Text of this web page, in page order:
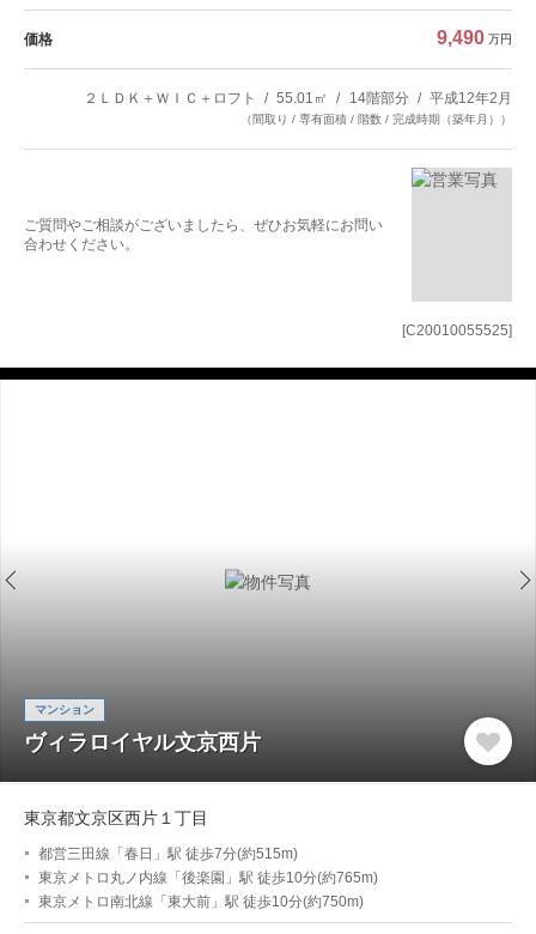
[C20010055525]
価格 9,490 万円
２ＬＤＫ＋ＷＩＣ＋ロフト 55.01㎡ 14階部分 平成12年2月
（間取り / 専有面積 / 階数 / 完成時期（築年月））
ご質問やご相談がございましたら、ぜひお気軽にお問い
合わせください。
マンション
ヴィラロイヤル文京西片
東京都文京区西片１丁目
都営三田線「春日」駅 徒歩7分(約515m)
東京メトロ丸ノ内線「後楽園」駅 徒歩10分(約765m)
東京メトロ南北線「東大前」駅 徒歩10分(約750m)